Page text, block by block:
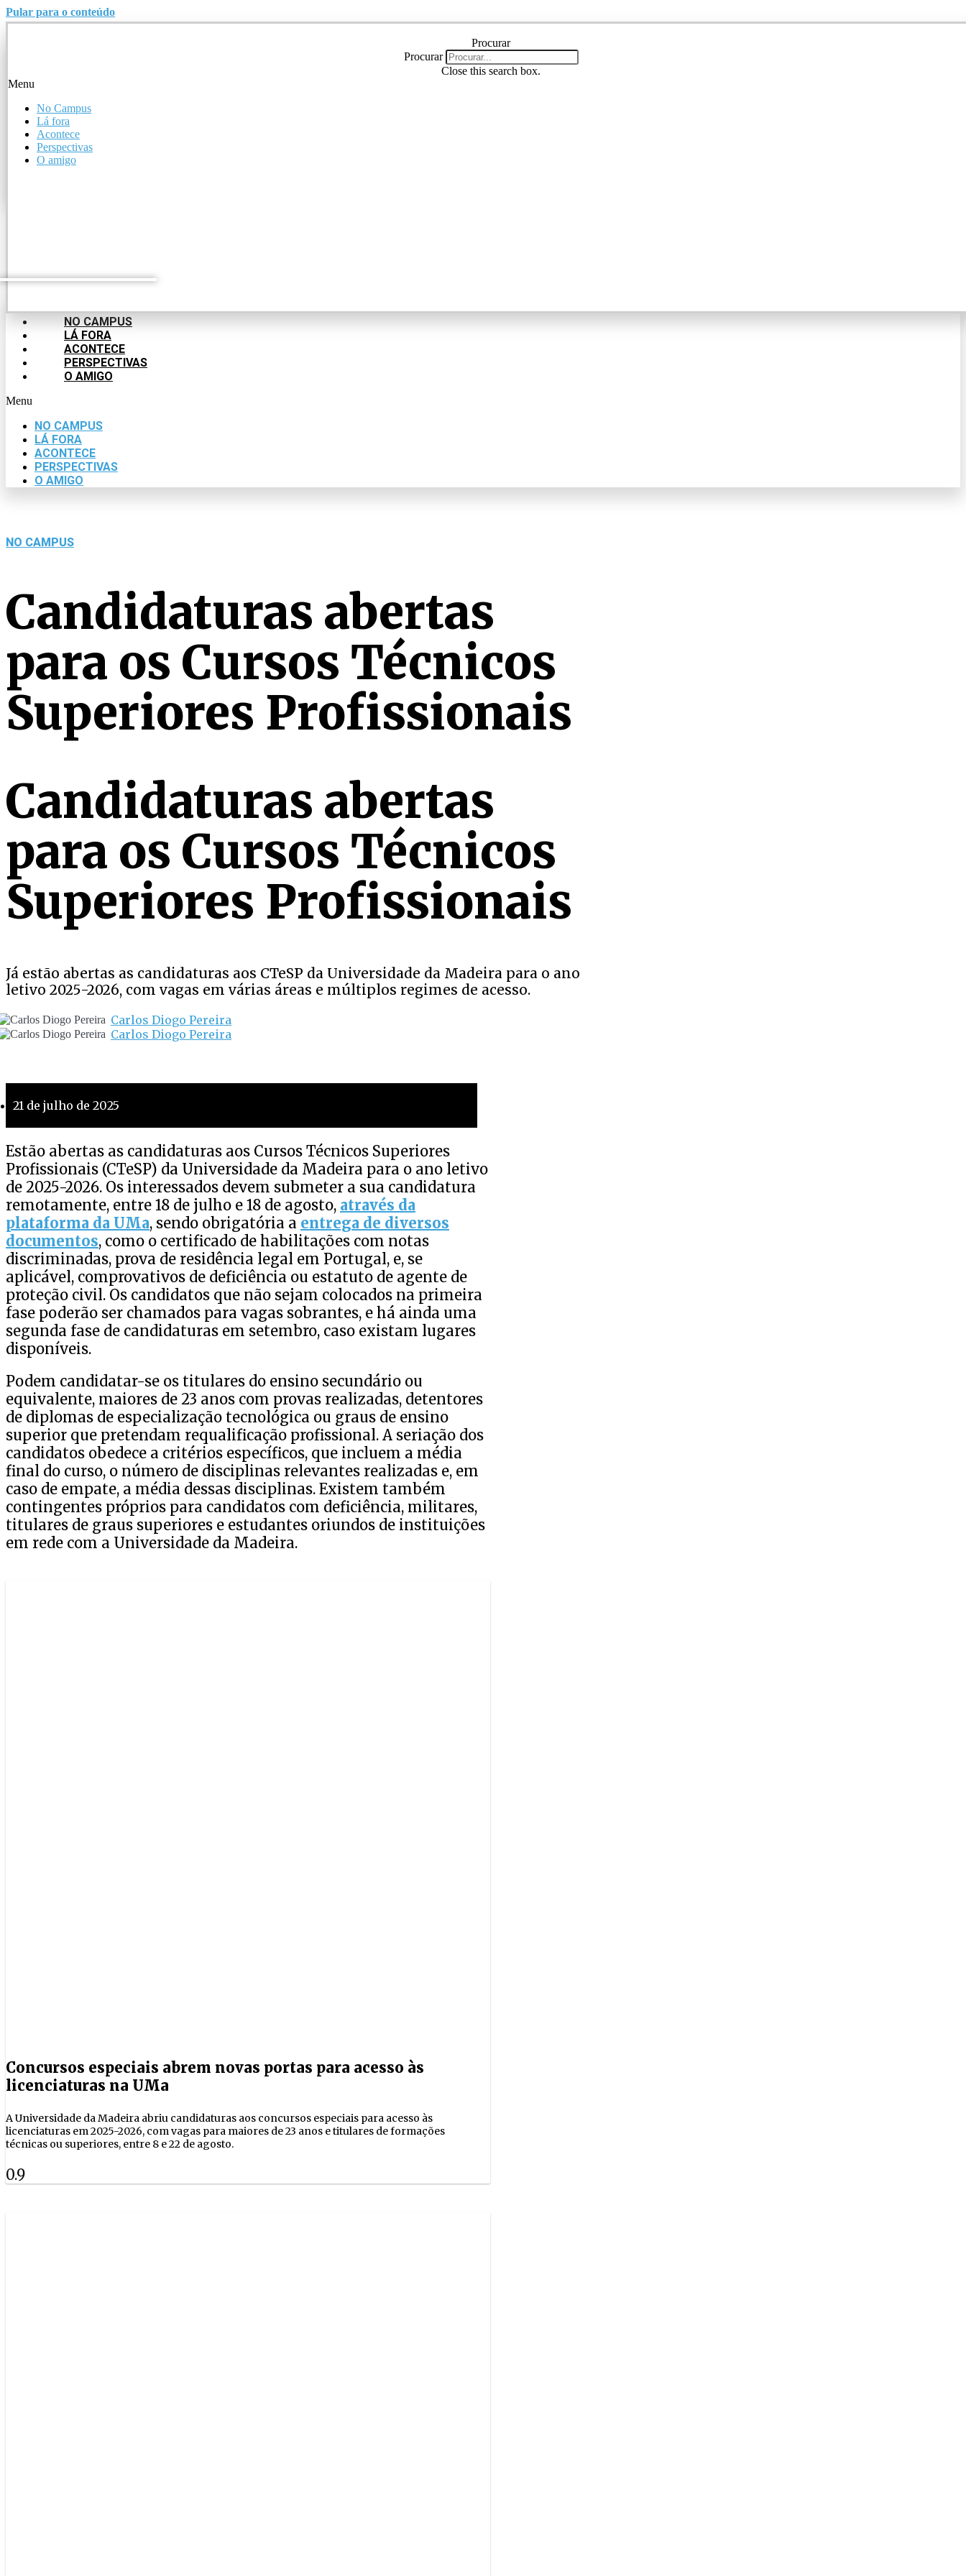
Pular para o conteúdo
Procurar
Procurar
Close this search box.
Menu
No Campus
Lá fora
Acontece
Perspectivas
O amigo
Procurar
No Campus
Lá fora
Acontece
Perspectivas
NO CAMPUS
LÁ FORA
ACONTECE
PERSPECTIVAS
O AMIGO
Menu
NO CAMPUS
LÁ FORA
ACONTECE
PERSPECTIVAS
O AMIGO
NO CAMPUS
Candidaturas abertas
para os Cursos Técnicos
Superiores Profissionais
Candidaturas abertas
para os Cursos Técnicos
Superiores Profissionais
Já estão abertas as candidaturas aos CTeSP da Universidade da Madeira para o ano
letivo 2025-2026, com vagas em várias áreas e múltiplos regimes de acesso.
Carlos Diogo Pereira
Carlos Diogo Pereira
21 de julho de 2025
Estão abertas as candidaturas aos Cursos Técnicos Superiores
Profissionais (CTeSP) da Universidade da Madeira para o ano letivo
de 2025-2026. Os interessados devem submeter a sua candidatura
remotamente, entre 18 de julho e 18 de agosto, através da
plataforma da UMa, sendo obrigatória a entrega de diversos
documentos, como o certificado de habilitações com notas
discriminadas, prova de residência legal em Portugal, e, se
aplicável, comprovativos de deficiência ou estatuto de agente de
proteção civil. Os candidatos que não sejam colocados na primeira
fase poderão ser chamados para vagas sobrantes, e há ainda uma
segunda fase de candidaturas em setembro, caso existam lugares
disponíveis.
Podem candidatar-se os titulares do ensino secundário ou
equivalente, maiores de 23 anos com provas realizadas, detentores
de diplomas de especialização tecnológica ou graus de ensino
superior que pretendam requalificação profissional. A seriação dos
candidatos obedece a critérios específicos, que incluem a média
final do curso, o número de disciplinas relevantes realizadas e, em
caso de empate, a média dessas disciplinas. Existem também
contingentes próprios para candidatos com deficiência, militares,
titulares de graus superiores e estudantes oriundos de instituições
em rede com a Universidade da Madeira.
Concursos especiais abrem novas portas para acesso às
licenciaturas na UMa
A Universidade da Madeira abriu candidaturas aos concursos especiais para acesso às
licenciaturas em 2025-2026, com vagas para maiores de 23 anos e titulares de formações
técnicas ou superiores, entre 8 e 22 de agosto.